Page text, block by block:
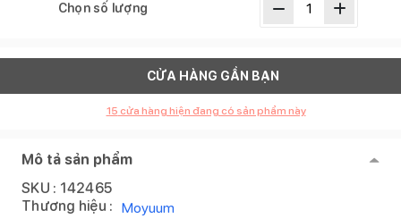
Chọn số lượng
CỬA HÀNG GẦN BẠN
15 cửa hàng hiện đang có sản phẩm này
Mô tả sản phẩm
SKU : 142465
Thương hiệu : Moyuum